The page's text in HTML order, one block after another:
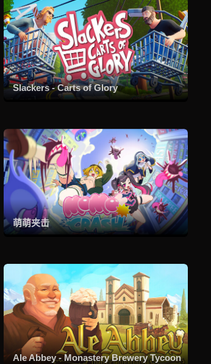
Slackers - Carts of Glory
萌萌夹击
Ale Abbey - Monastery Brewery Tycoon